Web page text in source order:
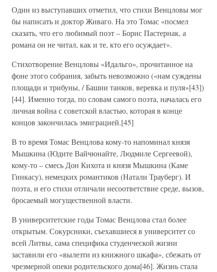
Один из выступавших отметил, что стихи Венцловы мог
бы написать и доктор Живаго. На это Томас «посмел
сказать, что его любимый поэт – Борис Пастернак, а
романа он не читал, как и те, кто его осуждает».
Стихотворение Венцловы «Идальго», прочитанное на
фоне этого собрания, забыть невозможно («нам суждены
площади и трибуны, / Башни танков, веревка и пуля»[43])
[44]. Именно тогда, по словам самого поэта, началась его
личная война с советской властью, которая в конце
концов закончилась эмиграцией.[45]
В то время Томас Венцлова кому-то напоминал князя
Мышкина (Юдите Вайчюнайте, Людмиле Сергеевой),
кому-то – смесь Дон Кихота и князя Мышкина (Каме
Гинкасу), немецких романтиков (Натали Трауберг). И
поэта, и его стихи отличали несоответствие среде, вызов,
бросаемый могущественной власти.
В университетские годы Томас Венцлова стал более
открытым. Сокурсники, съехавшиеся в университет со
всей Литвы, сама специфика студенческой жизни
заставили его «вылезти из книжного шкафа», сбежать от
чрезмерной опеки родительского дома[46]. Жизнь стала